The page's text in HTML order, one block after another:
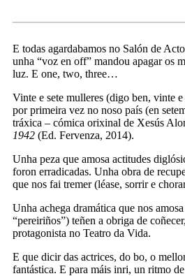
E todas agardabamos no Salón de
unha “voz en off” mandou apagar os
luz. E one, two, three…
Vinte e sete mulleres (digo ben, vinte
por primeira vez no noso país (en
tráxica – cómica orixinal de Xesús
1942 (Ed. Fervenza, 2014).
Unha peza que amosa actitudes
foron erradicadas. Unha obra de
que nos fai tremer (léase, sorrir e
Unha achega dramática que nos
“pereiriños”) teñen a obriga de
protagonista no Teatro da Vida.
E que dicir das actrices, do bo, o
fantástica. E para máis inri, un ritmo